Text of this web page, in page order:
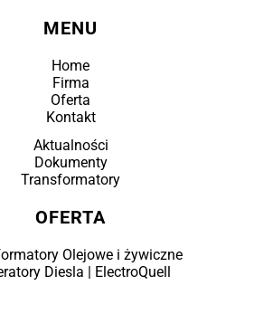
MENU
Home
Firma
Oferta
Kontakt
Aktualności
Dokumenty
Transformatory
OFERTA
Olejowe i żywiczne
Diesla | ElectroQuell